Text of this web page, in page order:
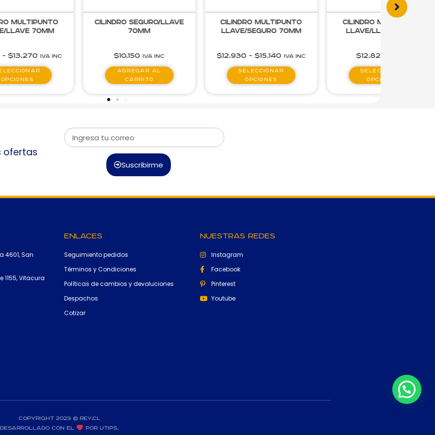
Seguro/Llave
70mm
IVA inc
al
carrito
Cilindro Multipunto
Llave/Seguro 70mm
12.930 - $15.140 IVA inc
Seleccionar
opciones
Cilindro Multipunto
Llave/Llave 80mm
$12.820 IVA inc
Seleccionar
opciones
Cerradura tubular acc.
llave multipunto
$9.900
Seleccionar
opciones
ofertas
Suscribirme
4601, San
1155, Vitacura
Enlaces
Seguimiento pedidos
Términos y Condiciones
Políticas de cambios y devoluciones
Despachos
Cotizar
Nuestras Redes
Instagram
Facebook
Pinterest
Youtube
Copyright 2023 © rey.cl
Desarrollado con el
por Utips.